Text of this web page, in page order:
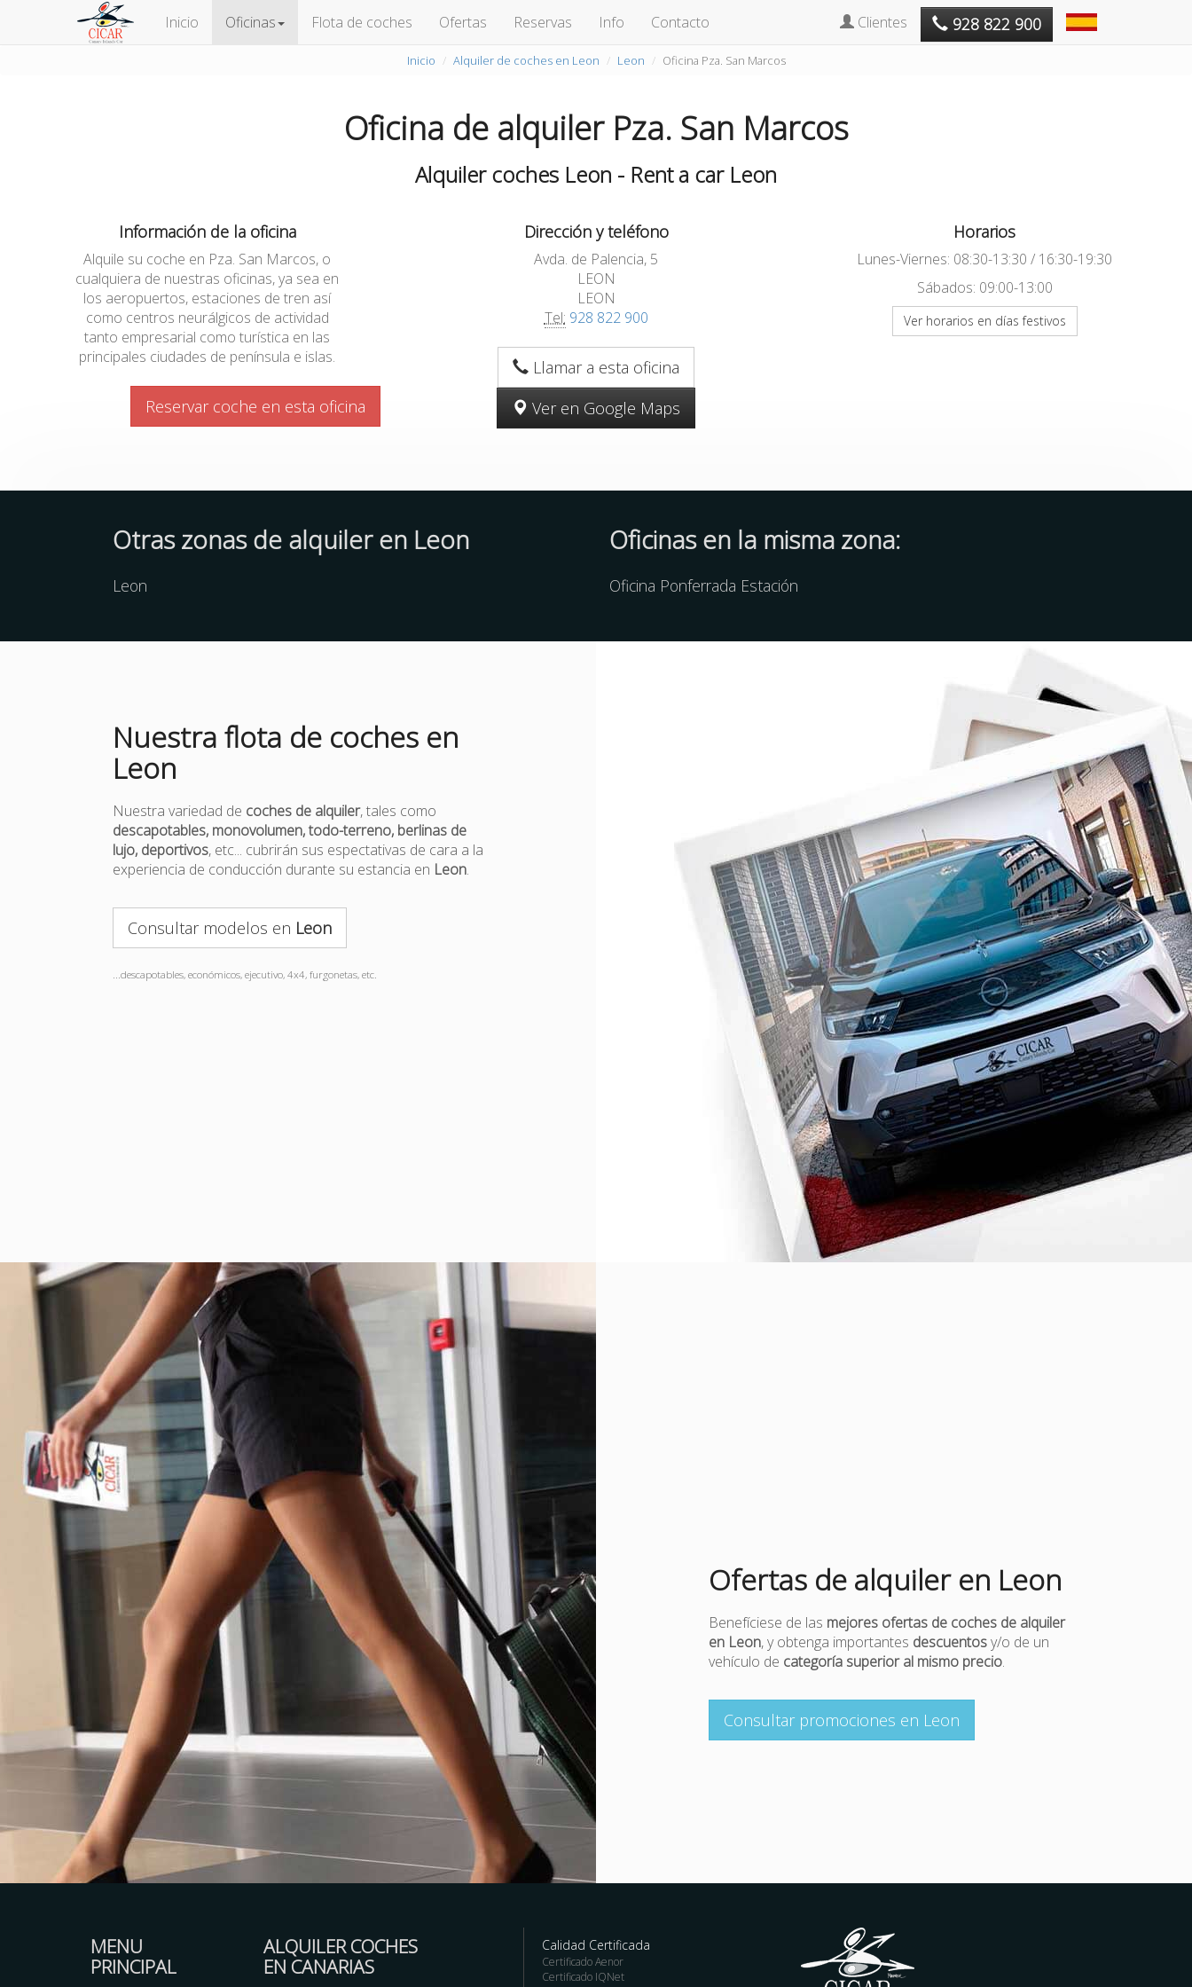
Inicio Oficinas Flota de coches Ofertas Reservas Info Contacto Clientes 928 822 900
Inicio Alquiler de coches en Leon Leon Oficina Pza. San Marcos
Oficina de alquiler Pza. San Marcos
Alquiler coches Leon - Rent a car Leon
Información de la oficina
Alquile su coche en Pza. San Marcos, o
cualquiera de nuestras oficinas, ya sea en
los aeropuertos, estaciones de tren así
como centros neurálgicos de actividad
tanto empresarial como turística en las
principales ciudades de península e islas.
Reservar coche en esta oficina
Dirección y teléfono
Avda. de Palencia, 5
LEON
LEON
Tel: 928 822 900
Llamar a esta oficina
Ver en Google Maps
Horarios
Lunes-Viernes: 08:30-13:30 / 16:30-19:30
Sábados: 09:00-13:00
Ver horarios en días festivos
Otras zonas de alquiler en Leon
Leon
Oficinas en la misma zona:
Oficina Ponferrada Estación
Nuestra flota de coches en
Leon
Nuestra variedad de coches de alquiler, tales como
descapotables, monovolumen, todo-terreno, berlinas de
lujo, deportivos, etc... cubrirán sus espectativas de cara a la
experiencia de conducción durante su estancia en Leon.
Consultar modelos en Leon
...descapotables, económicos, ejecutivo, 4x4, furgonetas, etc.
Ofertas de alquiler en Leon
Benefíciese de las mejores ofertas de coches de alquiler
en Leon, y obtenga importantes descuentosy/o de un
vehículo de categoría superior al mismo precio.
Consultar promociones en Leon
MENU
PRINCIPAL
ALQUILER COCHES
EN CANARIAS
Calidad Certificada
Certificado Aenor
Certificado IQNet